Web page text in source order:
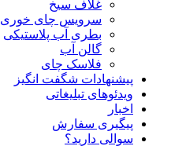
غلاف سیخ
سرویس چای خوری
بطری آب پلاستیکی
گالن آب
فلاسک چای
پیشنهادات شگفت انگیز
ویدئوهای تبلیغاتی
اخبار
پیگیری سفارش
سوالی دارید؟